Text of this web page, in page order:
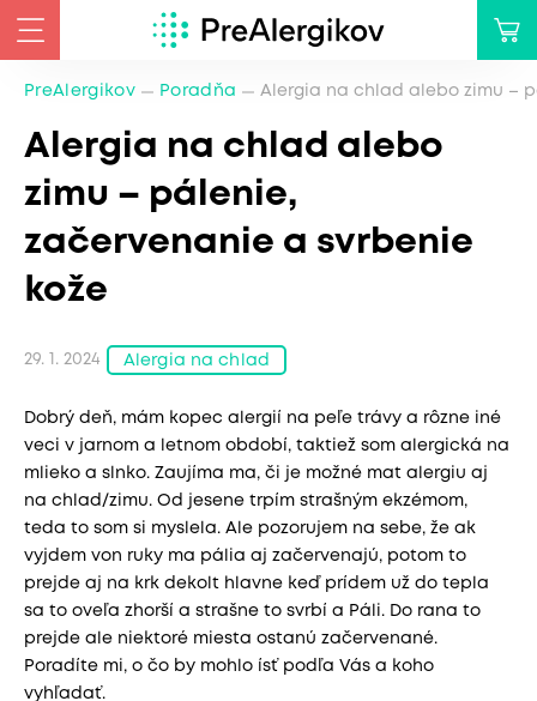
PreAlergikov Poradňa Alergia na chlad alebo zimu –
Alergia na chlad alebo
zimu – pálenie,
začervenanie a svrbenie
kože
29. 1. 2024 Alergia na chlad
Dobrý deň, mám kopec alergií na peľe trávy a rôzne iné
veci v jarnom a letnom období, taktiež som alergická na
mlieko a slnko. Zaujíma ma, či je možné mat alergiu aj
na chlad/zimu. Od jesene trpím strašným ekzémom,
teda to som si myslela. Ale pozorujem na sebe, že ak
vyjdem von ruky ma pália aj začervenajú, potom to
prejde aj na krk dekolt hlavne keď prídem už do tepla
sa to oveľa zhorší a strašne to svrbí a Páli. Do rana to
prejde ale niektoré miesta ostanú začervenané.
Poradíte mi, o čo by mohlo ísť podľa Vás a koho
vyhľadať.